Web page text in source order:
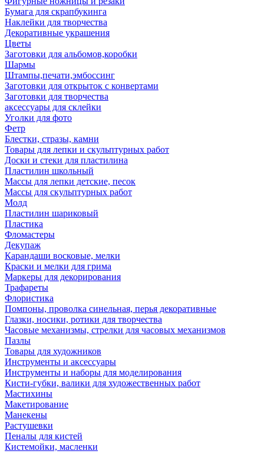
Бумага для скрапбукинга
Наклейки для творчества
Декоративные украшения
Цветы
Заготовки для альбомов,коробки
Шармы
Штампы,печати,эмбоссинг
Заготовки для открыток с конвертами
Заготовки для творчества
аксессуары для склейки
Уголки для фото
Фетр
Блестки, стразы, камни
Товары для лепки и скульптурных работ
Доски и стеки для пластилина
Пластилин школьный
Массы для лепки детские, песок
Массы для скульптурных работ
Молд
Пластилин шариковый
Пластика
Фломастеры
Декупаж
Карандаши восковые, мелки
Краски и мелки для грима
Маркеры для декорирования
Трафареты
Флористика
Помпоны, проволка синельная, перья декоративные
Глазки, носики, ротики для творчества
Часовые механизмы, стрелки для часовых механизмов
Пазлы
Товары для художников
Инструменты и аксессуары
Инструменты и наборы для моделирования
Кисти-губки, валики для художественных работ
Мастихины
Макетирование
Манекены
Растушевки
Пеналы для кистей
Кистемойки, масленки